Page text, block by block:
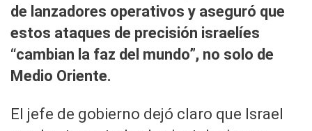
de lanzadores operativos y aseguró que
estos ataques de precisión israelíes
“cambian la faz del mundo”, no solo de
Medio Oriente.
El jefe de gobierno dejó claro que Israel